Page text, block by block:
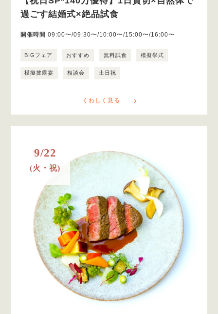
過ごす結婚式×絶品試食
開催時間 09:00〜/09:30〜/10:00〜/15:00〜/16:00〜
BIGフェア おすすめ 無料試食 模擬挙式
模擬披露宴 相談会 土日祝
くわしく見る
9/22
(火・祝)